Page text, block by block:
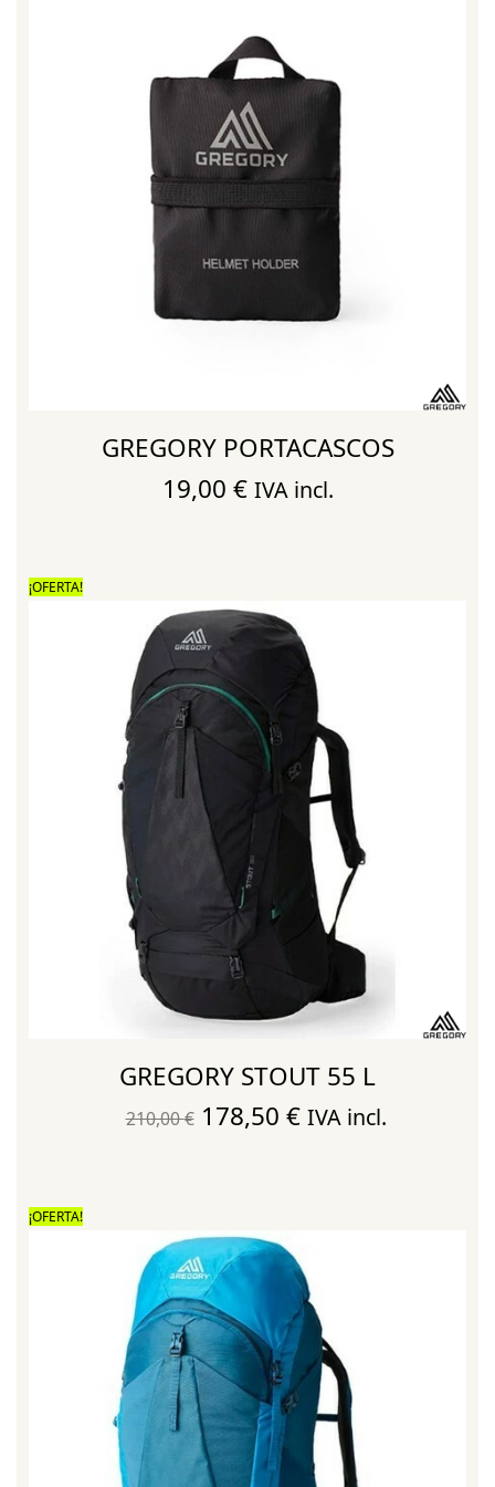
GREGORY PORTACASCOS
19,00 € IVA incl.
¡OFERTA!
GREGORY STOUT 55 L
210,00€ El
210,00 €.
178,50 €ElIVA incl.
¡OFERTA!